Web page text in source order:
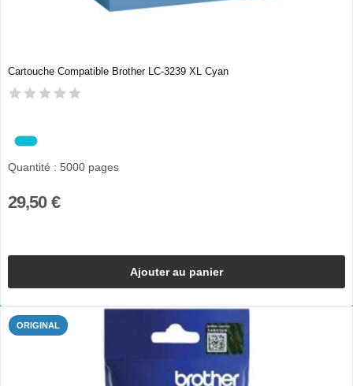
Cartouche Compatible Brother LC-3239 XL Cyan
Quantité : 5000 pages
29,50 €
Ajouter au panier
ORIGINAL